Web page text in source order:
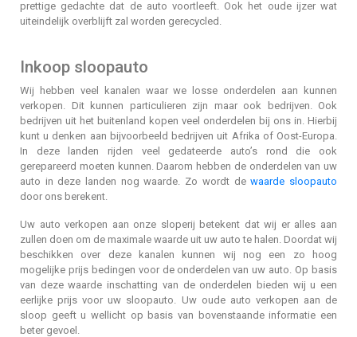
prettige gedachte dat de auto voortleeft. Ook het oude ijzer wat
uiteindelijk overblijft zal worden gerecycled.
Inkoop sloopauto
Wij hebben veel kanalen waar we losse onderdelen aan kunnen
verkopen. Dit kunnen particulieren zijn maar ook bedrijven. Ook
bedrijven uit het buitenland kopen veel onderdelen bij ons in. Hierbij
kunt u denken aan bijvoorbeeld bedrijven uit Afrika of Oost-Europa.
In deze landen rijden veel gedateerde auto’s rond die ook
gerepareerd moeten kunnen. Daarom hebben de onderdelen van uw
auto in deze landen nog waarde. Zo wordt dewaarde sloopauto
door ons berekent.
Uw auto verkopen aan onze sloperij betekent dat wij er alles aan
zullen doen om de maximale waarde uit uw auto te halen. Doordat wij
beschikken over deze kanalen kunnen wij nog een zo hoog
mogelijke prijs bedingen voor de onderdelen van uw auto. Op basis
van deze waarde inschatting van de onderdelen bieden wij u een
eerlijke prijs voor uw sloopauto. Uw oude auto verkopen aan de
sloop geeft u wellicht op basis van bovenstaande informatie een
beter gevoel.